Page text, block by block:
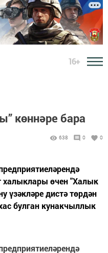
16+
көннәре бара
638 0 0
халыклары өчен "Халык
үзәкләре дистә төрдән
булган кунакчыллык